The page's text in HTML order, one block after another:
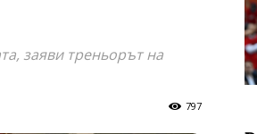
заяви треньорът на
797